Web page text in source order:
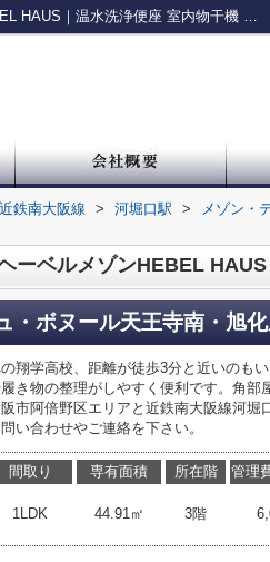
メゾン・デュ・ボヌール天王寺南・旭化成ヘーベルメゾンHEBEL HAUS｜温水洗浄便座 室内物干機 シューズボックス CATV 3駅以上利用可｜中央区・谷町・谷四の賃貸情報 ルームアイ
鉄南大阪線 > 河堀口駅 >
メゾン・
ーベルメゾンHEBEL HAUS
・ボヌール天王寺南・旭
翔学高校、距離が徒歩3分と近いのも
き物の整理がしやすく便利です。角
市阿倍野区エリアと近鉄南大阪線河
い合わせやご連絡を下さい。
間取り
1LDK
専有面積
44.91㎡
所在階
3階
管理